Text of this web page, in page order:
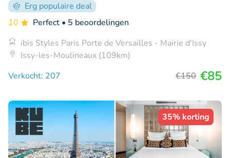
Erg populaire deal
10
Perfect • 5 beoordelingen
ibis Styles Paris Porte de Versailles - Mairie d'Issy
Issy-les-Moulineaux (109km)
Verkocht: 207
€150 €85
35% korting